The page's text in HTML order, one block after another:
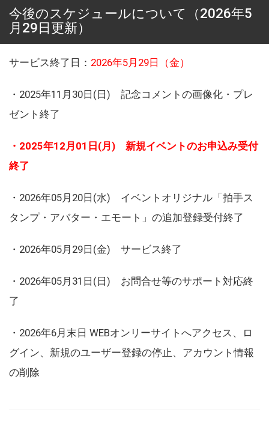
今後のスケジュールについて（2026年5
月29日更新）
サービス終了日： 2026年5月29日（金）
・2025年11月30日(日) 記念コメントの画像化・プレ
ゼント終了
・2025年12月01日(月) 新規イベントのお申込み受付
終了
・2026年05月20日(水) イベントオリジナル「拍手ス
タンプ・アバター・エモート」の追加登録受付終了
・2026年05月29日(金) サービス終了
・2026年05月31日(日) お問合せ等のサポート対応終
了
・2026年6月末日 WEBオンリーサイトへアクセス、ロ
グイン、新規のユーザー登録の停止、アカウント情報
の削除